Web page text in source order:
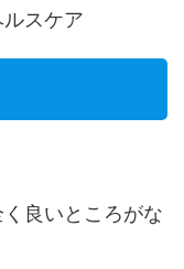
スケア
良いところがな